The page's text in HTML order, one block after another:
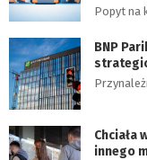
Popyt na
BNP
Chciała
innego